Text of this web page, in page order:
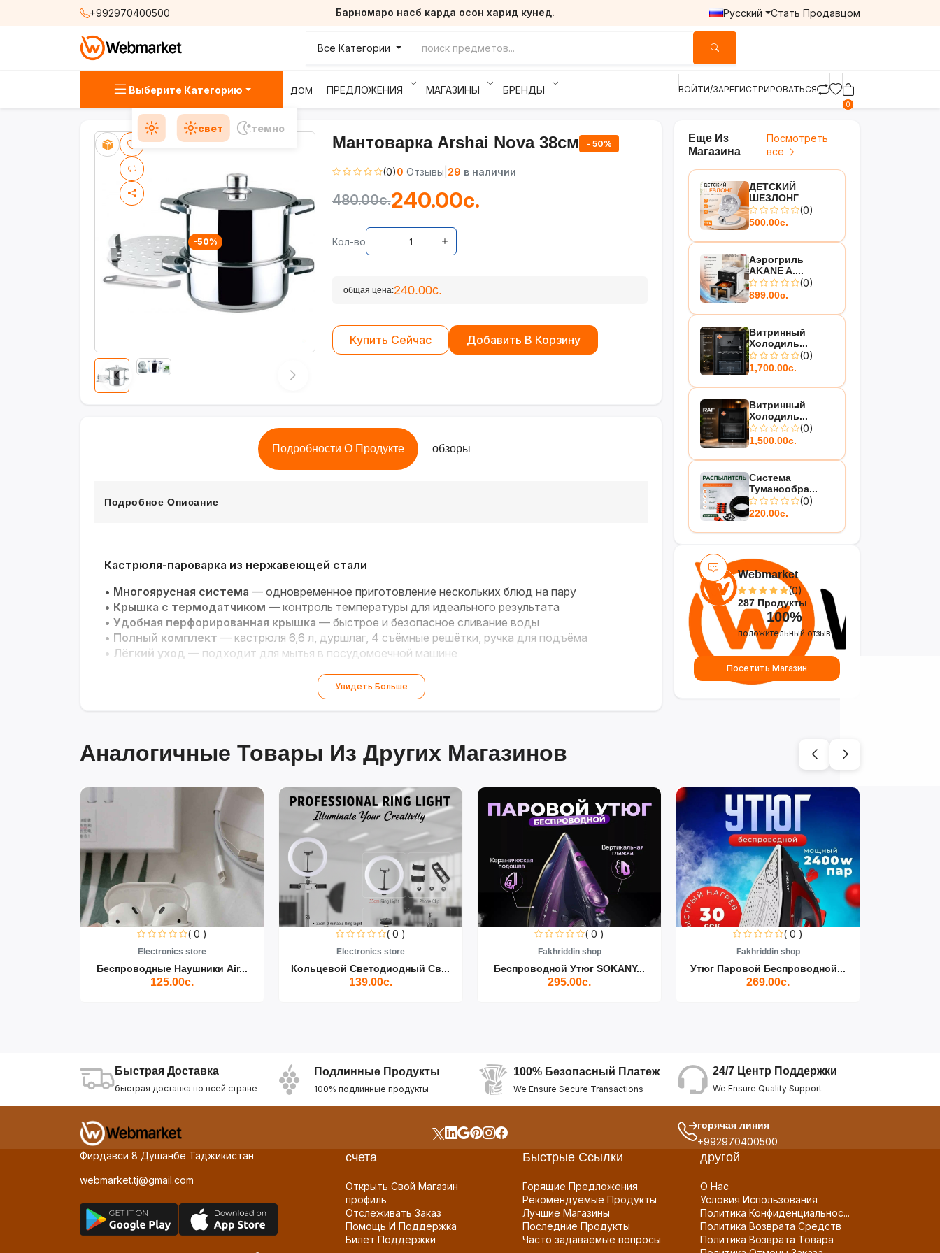
+992970400500 Барномаро насб карда осон харид кунед. Русский Стать Продавцом
Все Категории
Выберите Категорию ДОМ ПРЕДЛОЖЕНИЯ МАГАЗИНЫ БРЕНДЫ ВОЙТИ/ЗАРЕГИСТРИРОВАТЬСЯ
0
свет темно
-50%
Мантоварка Arshai Nova 38см - 50%
(0)0 Отзывы 29 в наличии
480.00с.240.00с.
Кол-во
общая цена:240.00с.
Купить Сейчас Добавить В Корзину
Подробности О Продукте обзоры
Подробное Описание
Кастрюля-пароварка из нержавеющей стали
• Многоярусная система — одновременное приготовление нескольких блюд на пару
• Крышка с термодатчиком — контроль температуры для идеального результата
• Удобная перфорированная крышка — быстрое и безопасное сливание воды
• Полный комплект — кастрюля 6,6 л, дуршлаг, 4 съёмные решётки, ручка для подъёма
• Лёгкий уход — подходит для мытья в посудомоечной машине
Увидеть Больше
Еще Из
Магазина
Посмотреть
все
ДЕТСКИЙ
ШЕЗЛОНГ
(0)
500.00с.
Аэрогриль
AKANE A....
(0)
899.00с.
Витринный
Холодиль...
(0)
1,700.00с.
Витринный
Холодиль...
(0)
1,500.00с.
Система
Туманообра...
(0)
220.00с.
Webmarket
(0)
287 Продукты
100%
положительный отзыв
Посетить Магазин
Аналогичные Товары Из Других Магазинов
( 0 )
Electronics store
Беспроводные Наушники Air...
125.00с.
( 0 )
Electronics store
Кольцевой Светодиодный Св...
139.00с.
( 0 )
Fakhriddin shop
Беспроводной Утюг SOKANY...
295.00с.
( 0 )
Fakhriddin shop
Утюг Паровой Беспроводной...
269.00с.
Быстрая Доставка
быстрая доставка по всей стране
Подлинные Продукты
100% подлинные продукты
100% Безопасный Платеж
We Ensure Secure Transactions
24/7 Центр Поддержки
We Ensure Quality Support
горячая линия
+992970400500
Фирдавси 8 Душанбе Таджикистан
webmarket.tj@gmail.com
счета
Открыть Свой Магазин
профиль
Отслеживать Заказ
Помощь И Поддержка
Билет Поддержки
Быстрые Ссылки
Горящие Предложения
Рекомендуемые Продукты
Лучшие Магазины
Последние Продукты
Часто задаваемые вопросы
другой
О Нас
Условия Использования
Политика Конфиденциальнос...
Политика Возврата Средств
Политика Возврата Товара